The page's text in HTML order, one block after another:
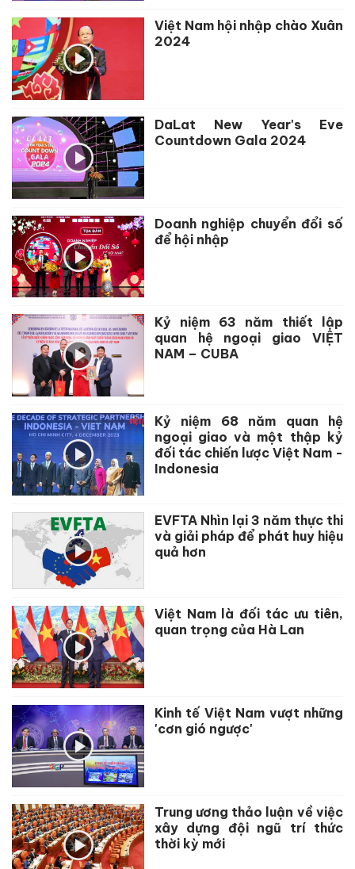
Việt Nam hội nhập chào Xuân
2024
DaLat New Year's Eve
Countdown Gala 2024
Doanh nghiệp chuyển đổi số
để hội nhập
Kỷ niệm 63 năm thiết lập
quan hệ ngoại giao VIỆT
NAM – CUBA
Kỷ niệm 68 năm quan hệ
ngoại giao và một thập kỷ
đối tác chiến lược Việt Nam -
Indonesia
EVFTA Nhìn lại 3 năm thực thi
và giải pháp để phát huy hiệu
quả hơn
Việt Nam là đối tác ưu tiên,
quan trọng của Hà Lan
Kinh tế Việt Nam vượt những
'cơn gió ngược'
Trung ương thảo luận về việc
xây dựng đội ngũ trí thức
thời kỳ mới